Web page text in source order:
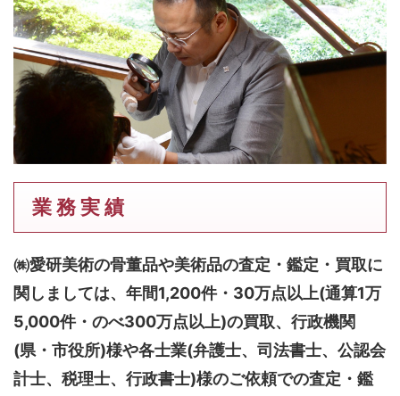
業 務 実 績
㈱愛研美術の骨董品や美術品の査定・鑑定・買取に
関しましては、 年間1,200件・30万点以上(通算1万
5,000件・のべ300万点以上)の買取、行政機関
(県・市役所)様や各士業(弁護士、司法書士、公認会
計士、税理士、行政書士)様のご依頼での査定・鑑